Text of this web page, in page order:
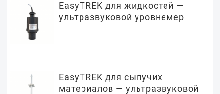
EasyTREK для жидкостей —
ультразвуковой уровнемер
EasyTREK для сыпучих
материалов — ультразвуковой